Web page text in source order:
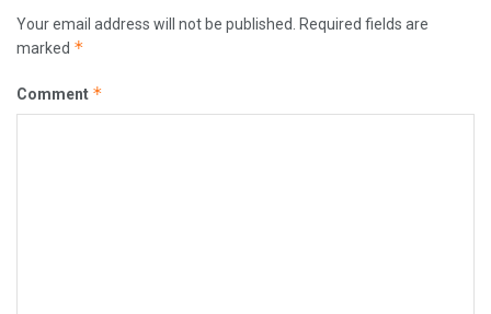
Your email address will not be published.
Required fields are
marked *
Comment *